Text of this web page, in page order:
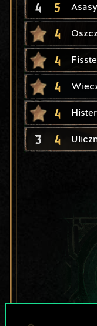
4 5
4
4
4
4
3 4